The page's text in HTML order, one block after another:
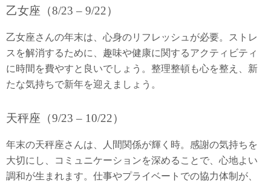
乙女座（8/23 – 9/22）
乙女座さんの年末は、心身のリフレッシュが必要。ストレ
スを解消するために、趣味や健康に関するアクティビティ
に時間を費やすと良いでしょう。整理整頓も心を整え、新
たな気持ちで新年を迎えましょう。
天秤座（9/23 – 10/22）
年末の天秤座さんは、人間関係が輝く時。感謝の気持ちを
大切にし、コミュニケーションを深めることで、心地よい
調和が生まれます。仕事やプライベートでの協力体制が、